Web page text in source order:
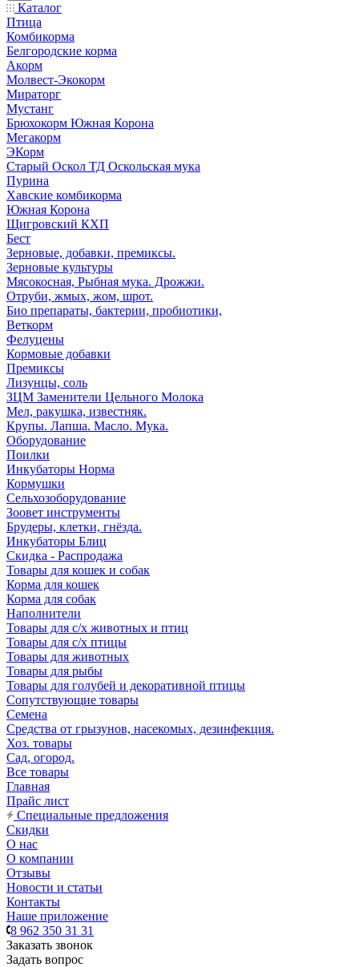
Каталог
Птица
Комбикорма
Белгородские корма
Акорм
Молвест-Экокорм
Мираторг
Мустанг
Брюхокорм Южная Корона
Мегакорм
ЭКорм
Старый Оскол ТД Оскольская мука
Пурина
Хавские комбикорма
Южная Корона
Щигровский КХП
Бест
Зерновые, добавки, премиксы.
Зерновые культуры
Мясокосная, Рыбная мука. Дрожжи.
Отруби, жмых, жом, шрот.
Био препараты, бактерии, пробиотики,
Веткорм
Фелуцены
Кормовые добавки
Премиксы
Лизунцы, соль
ЗЦМ Заменители Цельного Молока
Мел, ракушка, известняк.
Крупы. Лапша. Масло. Мука.
Оборудование
Поилки
Инкубаторы Норма
Кормушки
Сельхозоборудование
Зоовет инструменты
Брудеры, клетки, гнёзда.
Инкубаторы Блиц
Скидка - Распродажа
Товары для кошек и собак
Корма для кошек
Корма для собак
Наполнители
Товары для с/х животных и птиц
Товары для с/х птицы
Товары для животных
Товары для рыбы
Товары для голубей и декоративной птицы
Сопутствующие товары
Семена
Средства от грызунов, насекомых, дезинфекция.
Хоз. товары
Сад, огород.
Все товары
Главная
Прайс лист
Специальные предложения
Скидки
О нас
О компании
Отзывы
Новости и статьи
Контакты
Наше приложение
8 962 350 31 31
Заказать звонок
Задать вопрос